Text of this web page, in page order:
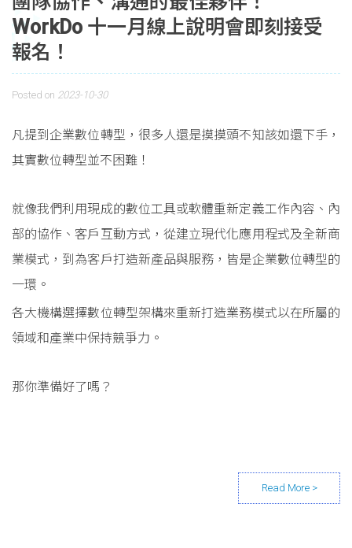
WorkDo 十一月線上說明會即刻接受
報名！
Posted on 2023-10-30
凡提到企業數位轉型，很多人還是摸摸頭不知該如還下手，
其實數位轉型並不困難！
就像我們利用現成的數位工具或軟體重新定義工作內容、內
部的協作、客戶互動方式，從建立現代化應用程式及全新商
業模式，到為客戶打造新產品與服務，皆是企業數位轉型的
一環。
各大機構選擇數位轉型架構來重新打造業務模式以在所屬的
領域和產業中保持競爭力。
那你準備好了嗎？